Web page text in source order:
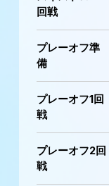
回戦
プレーオフ準
備
プレーオフ1回
戦
プレーオフ2回
戦